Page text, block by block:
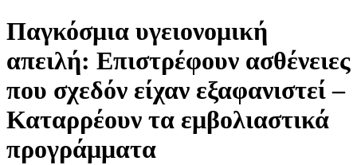
Παγκόσμια υγειονομική
απειλή: Επιστρέφουν ασθένειες
που σχεδόν είχαν εξαφανιστεί –
Καταρρέουν τα εμβολιαστικά
προγράμματα